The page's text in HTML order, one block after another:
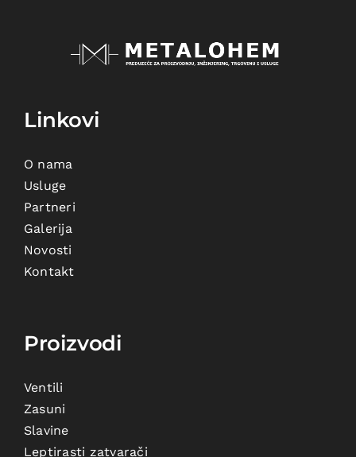
Linkovi
O nama
Usluge
Partneri
Galerija
Novosti
Kontakt
Proizvodi
Ventili
Zasuni
Slavine
Leptirasti zatvarači